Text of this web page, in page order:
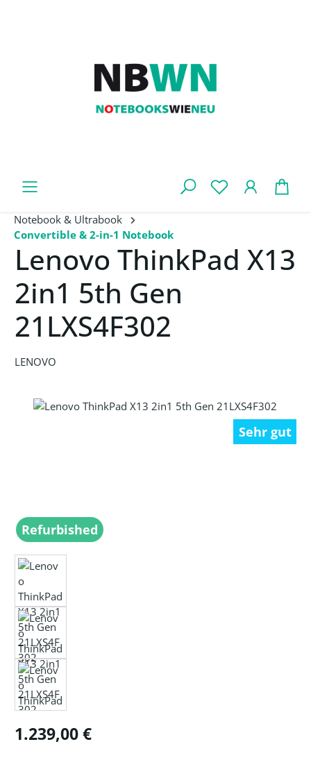
Notebook & Ultrabook
Convertible & 2-in-1 Notebook
Lenovo ThinkPad X13
2in1 5th Gen
21LXS4F302
LENOVO
Bildergalerie überspringen
Sehr gut
Refurbished
Regulärer Preis:
1.239,00 €